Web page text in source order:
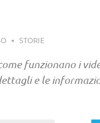
STORIE
funzionano i
e le